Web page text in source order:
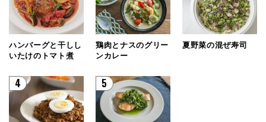
ハンバーグと干しし
いたけのトマト煮
鶏肉とナスのグリー
ンカレー
夏野菜の混ぜ寿司
4 5